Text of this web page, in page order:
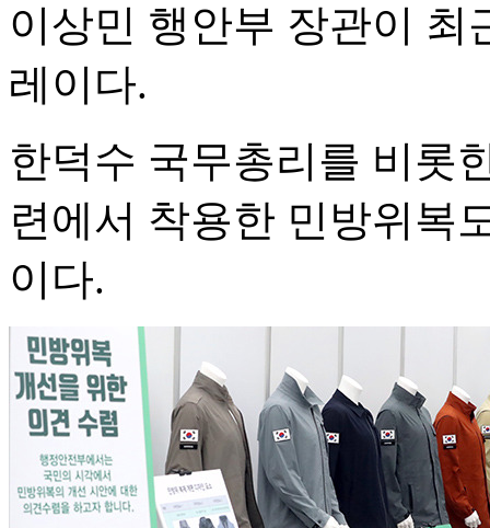
이상민 행안부 장관이 최
레이다.
한덕수 국무총리를 비롯
련에서 착용한 민방위복
이다.